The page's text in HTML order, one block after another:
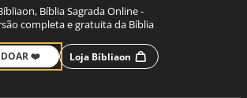
Bíblia Sagrada Online -
completa e gratuita da Bíblia
DOAR ❤️ Loja Bíbliaon